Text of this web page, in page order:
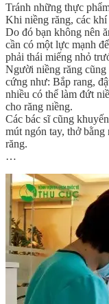
Tránh những thực
Khi niềng răng, các khí
Do đó bạn không nên
cần có một lực mạnh
phải thái miếng nhỏ
Người niềng răng cũng
cứng như: Bắp rang,
nhiều có thể làm đứt
cho răng niềng.
Các bác sĩ cũng
mút ngón tay, thở
răng.
…